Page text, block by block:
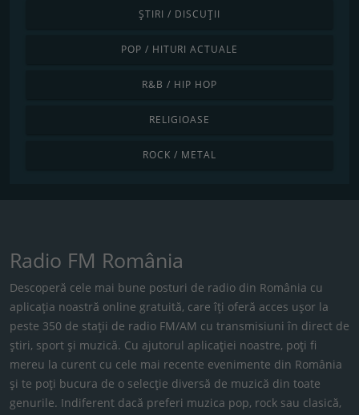
ȘTIRI / DISCUȚII
POP / HITURI ACTUALE
R&B / HIP HOP
RELIGIOASE
ROCK / METAL
Radio FM România
Descoperă cele mai bune posturi de radio din România cu
aplicația noastră online gratuită, care îți oferă acces ușor la
peste 350 de stații de radio FM/AM cu transmisiuni în direct de
știri, sport și muzică. Cu ajutorul aplicației noastre, poți fi
mereu la curent cu cele mai recente evenimente din România
și te poți bucura de o selecție diversă de muzică din toate
genurile. Indiferent dacă preferi muzica pop, rock sau clasică,